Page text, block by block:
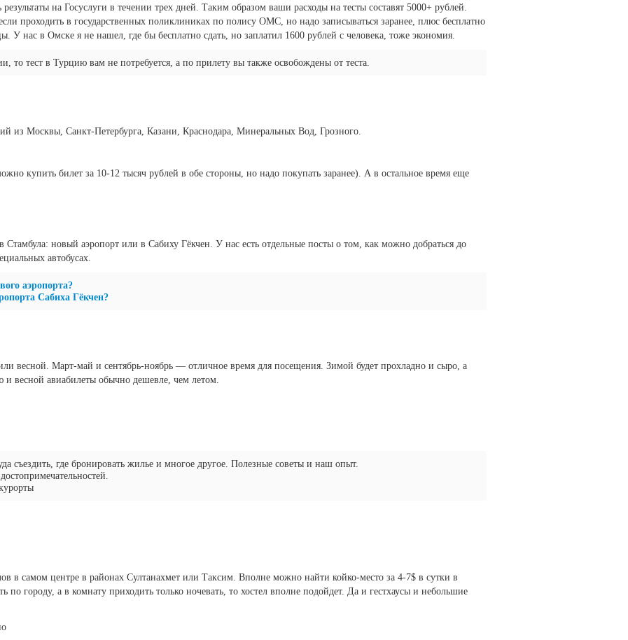
результаты на Госуслуги в течении трех дней. Таким образом ваши расходы на тесты составят 5000+ рублей.
проходить в государственных поликлиниках по полису ОМС, но надо записываться заранее, плюс бесплатно
У нас в Омске я не нашел, где бы бесплатно сдать, но заплатил 1600 рублей с человека, тоже экономия.
то тест в Турцию вам не потребуется, а по прилету вы также освобождены от теста.
из Москвы, Санкт-Петербурга, Казани, Краснодара, Минеральных Вод, Грозного.
купить билет за 10-12 тысяч рублей в обе стороны, но надо покупать заранее). А в остальное время еще
Стамбула: новый аэропорт или в Сабиху Гёкчен. У нас есть отдельные посты о том, как можно добраться до
автобусах.
аэропорта?
Сабиха Гёкчен?
весной. Март-май и сентябрь-ноябрь — отличное время для посещения. Зимой будет прохладно и сыро, а
весной авиабилеты обычно дешевле, чем летом.
съездить, где бронировать жилье и многое другое. Полезные советы и наш опыт.
в самом центре в районах Султанахмет или Таксим. Вполне можно найти койко-место за 4-7$ в сутки в
по городу, а в комнату приходить только ночевать, то хостел вполне подойдет. Да и гестхаусы и небольшие